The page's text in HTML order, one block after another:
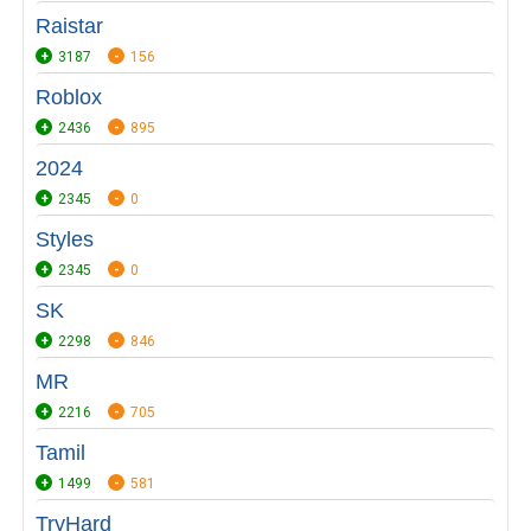
Raistar
3187 156
Roblox
2436 895
2024
2345 0
Styles
2345 0
SK
2298 846
MR
2216 705
Tamil
1499 581
TryHard